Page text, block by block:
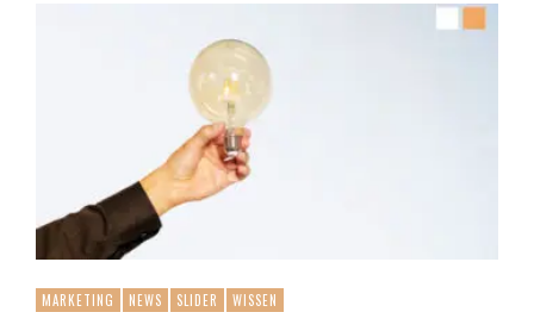
MARKETING NEWS SLIDER WISSEN